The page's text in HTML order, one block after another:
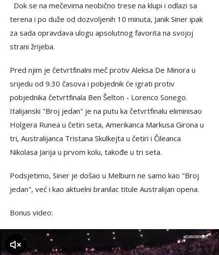
Dok se na mečevima neobično trese na klupi i odlazi sa
terena i po duže od dozvoljenih 10 minuta, Janik Siner ipak
za sada opravdava ulogu apsolutnog favorita na svojoj
strani žrijeba.
Pred njim je četvrtfinalni meč protiv Aleksa De Minora u
srijedu od 9.30 časova i pobjednik će igrati protiv
pobjednika četvrtfinala Ben Šelton - Lorenco Sonego.
Italijanski "Broj jedan" je na putu ka četvrtfinalu eliminisao
Holgera Runea u četiri seta, Amerikanca Markusa Girona u
tri, Australijanca Tristana Skulkejta u četiri i Čileanca
Nikolasa Jarija u prvom kolu, takođe u tri seta.
Podsjetimo, Siner je došao u Melburn ne samo kao "Broj
jedan", već i kao aktuelni branilac titule Australijan opena.
Bonus video: